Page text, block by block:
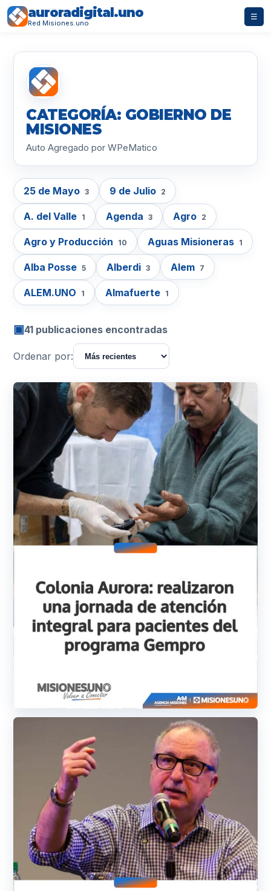
auroradigital.uno
Red Misiones.uno
☰
CATEGORÍA: GOBIERNO DE
MISIONES
Auto Agregado por WPeMatico
25 de Mayo 3 9 de Julio 2
A. del Valle 1 Agenda 3 Agro 2
Agro y Producción 10 Aguas Misioneras 1
Alba Posse 5 Alberdi 3 Alem 7
ALEM.UNO 1 Almafuerte 1
▣41 publicaciones encontradas
Ordenar por: